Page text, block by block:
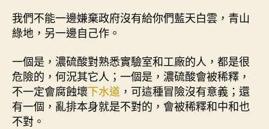
我們不能一邊嫌棄政府沒有給你們藍天白雲，青山
綠地，另一邊自己作。
一個是，濃硫酸對熟悉實驗室和工廠的人，都是很
危險的，何況其它人；一個是，濃硫酸會被稀釋，
不一定會腐蝕壞下水道 ，可這種冒險沒有意義；還
有一個，亂排本身就是不對的，會被稀釋和中和也
不對。